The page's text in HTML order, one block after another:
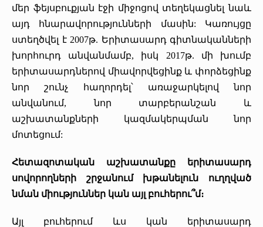
մեր ֆեյսբուքյան էջի միջոցով տեղեկացնել նաև
այդ հնարավորությունների մասին: Կառույցը
ստեղծվել է 2007թ. Երիտասարդ գիտնականների
խորհուրդ անվանմամբ, իսկ 2017թ. մի խումբ
երիտասարդներով միավորվեցինք և փորձեցինք
նոր շունչ հաղորդել՝ առաջարկելով նոր
անվանում, նոր տարբերանշան և
աշխատանքների կազմակերպման նոր
մոտեցում:
Հետազոտական աշխատանքը երիտասարդ
սովորողների շրջանում խթանելուն ուղղված
նման միություններ կան այլ բուհերու՞մ։
Այլ բուհերում ևս կան երիտասարդ